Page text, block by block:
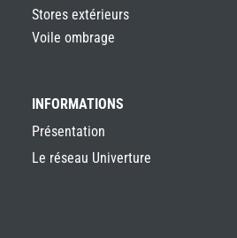
Stores extérieurs
Voile ombrage
INFORMATIONS
Présentation
Le réseau Univerture